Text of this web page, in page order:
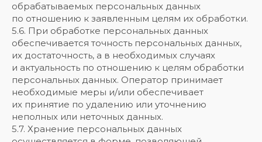
обрабатываемых персональных данных
по отношению к заявленным целям их обработки.
5.6. При обработке персональных данных
обеспечивается точность персональных данных,
их достаточность, а в необходимых случаях
и актуальность по отношению к целям обработки
персональных данных. Оператор принимает
необходимые меры и/или обеспечивает
их принятие по удалению или уточнению
неполных или неточных данных.
5.7. Хранение персональных данных